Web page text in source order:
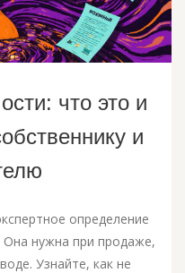
что это и
и
определение
нужна при продаже,
Узнайте, как не